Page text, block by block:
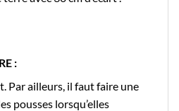
:
Par ailleurs, il faut faire une
pousses lorsqu’elles